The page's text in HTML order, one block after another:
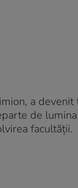
a
de
facultății.